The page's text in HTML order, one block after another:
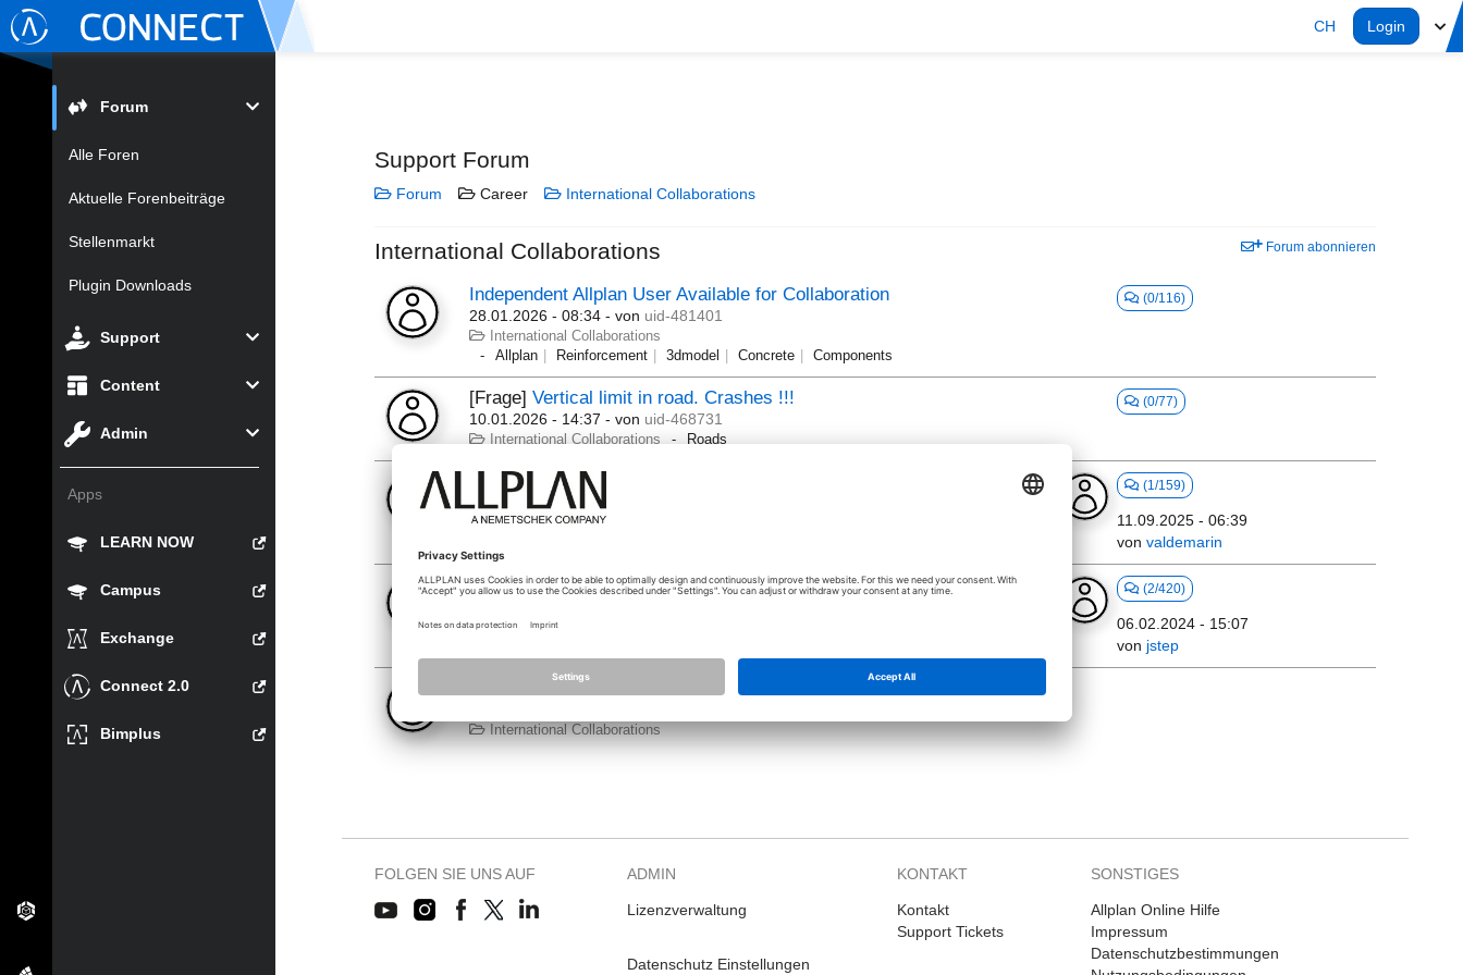
CH Login
Forum
Alle Foren
Aktuelle Forenbeiträge
Stellenmarkt
Plugin Downloads
Support
Content
Admin
Apps
LEARN NOW
Campus
Exchange
Connect 2.0
Bimplus
Support Forum
Forum Career International Collaborations
International Collaborations Forum abonnieren
Independent Allplan User Available for Collaboration
28.01.2026 - 08:34 - von uid-481401
International Collaborations
Allplan
Reinforcement 3dmodel Concrete Components
(0/116)
[Frage]Vertical limit in road. Crashes !!!
10.01.2026 - 14:37 - von uid-468731
International Collaborations Roads
(0/77)
CONSTRBIM Precast design engineers
02.04.2025 - 09:11- von
International Collaborations
(1/159)
11.09.2025 - 06:39
von valdemarin
[Frage]Smart Catalog editor functionality
International Collaborations
(2/420)
06.02.2024 - 15:07
von jstep
Trying to expand these details
International Collaborations
FOLGEN SIE UNS AUF ADMIN
Lizenzverwaltung
Datenschutz Einstellungen
KONTAKT
Kontakt
Support Tickets
SONSTIGES
Allplan Online Hilfe
Impressum
Datenschutzbestimmungen